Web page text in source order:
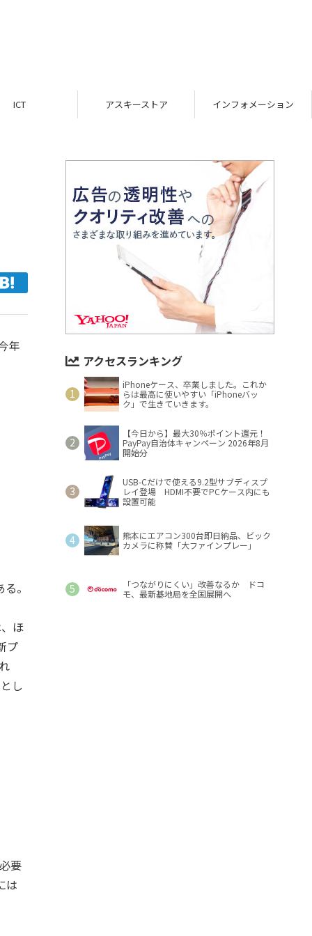
ICT アスキーストア インフォメーション
年
。
ほ
プ
し
要
は
アクセスランキング
iPhoneケース、卒業しました。これか
らは最高に使いやすい「iPhoneバッ
ク」で生きていきます。
【今日から】最大30％ポイント還元！
PayPay自治体キャンペーン 2026年8月
開始分
USB-Cだけで使える9.2型サブディスプ
レイ登場 HDMI不要でPCケース内にも
設置可能
熊本にエアコン300台即日納品、ビック
カメラに称賛「大ファインプレー」
「つながりにくい」改善なるか ドコ
モ、最新基地局を全国展開へ